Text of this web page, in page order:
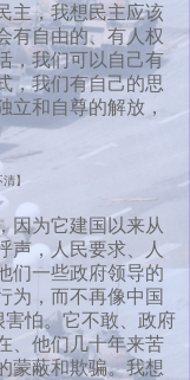
主，我想民主应该
有自由的、有人权
，我们可以自己有
，我们有自己的思
立和自尊的解放，
】
因为它建国以来从
声，人民要求、人
们一些政府领导的
为，而不再像中国
害怕。它不敢、政府
、他们几十年来苦
蒙蔽和欺骗。我想